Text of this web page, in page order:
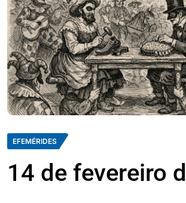
EFEMÉRIDES
14 de fevereiro